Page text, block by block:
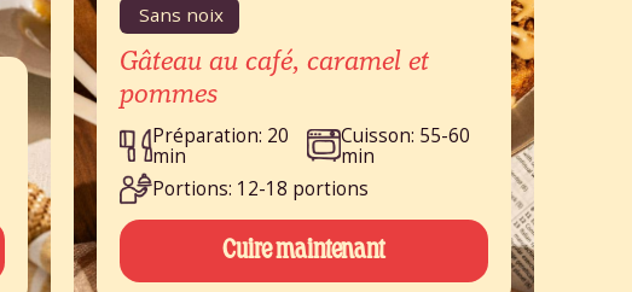
Sans noix
Gâteau au café, caramel et
pommes
Préparation: 20
min
Cuisson: 55-60
min
Portions: 12-18 portions
Cuire maintenant